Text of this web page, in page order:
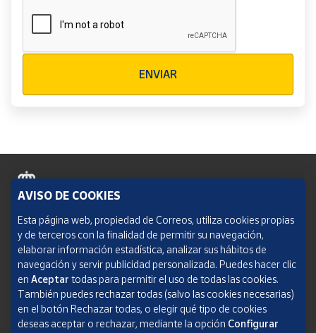
ENVIAR
Política de cookies
Aviso legal
Condiciones del servicio
Política de Privacidad Web
AVISO DE COOKIES
Esta página web, propiedad de Correos, utiliza cookies propias
y de terceros con la finalidad de permitir su navegación,
elaborar información estadística, analizar sus hábitos de
navegación y servir publicidad personalizada. Puedes hacer clic
en Aceptar todas para permitir el uso de todas las cookies.
También puedes rechazar todas (salvo las cookies necesarias)
en el botón Rechazar todas, o elegir qué tipo de cookies
deseas aceptar o rechazar, mediante la opción Configurar